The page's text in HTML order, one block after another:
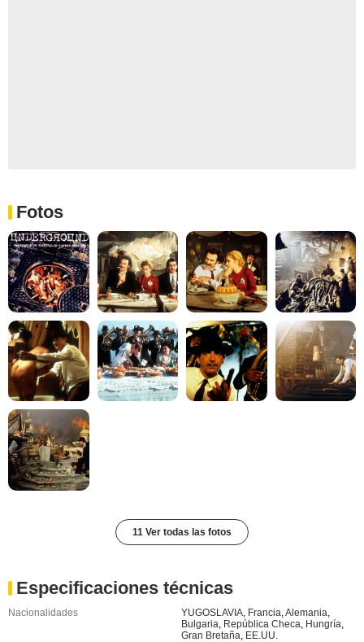
Fotos
11 Ver todas las fotos
Especificaciones técnicas
Nacionalidades YUGOSLAVIA, Francia Alemania
Bulgaria República Checa Hungría
Gran Bretaña EE.UU.